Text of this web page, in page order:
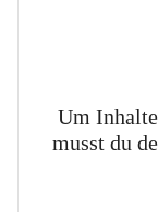
Um
musst du